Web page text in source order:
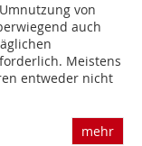
von
auch
Meistens
entweder nicht
mehr